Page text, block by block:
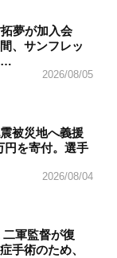
拓夢が加入会
、サンフレッ
…
2026/08/05
被災地へ義援
円を寄付。選手
2026/08/04
軍監督が復
手術のため、